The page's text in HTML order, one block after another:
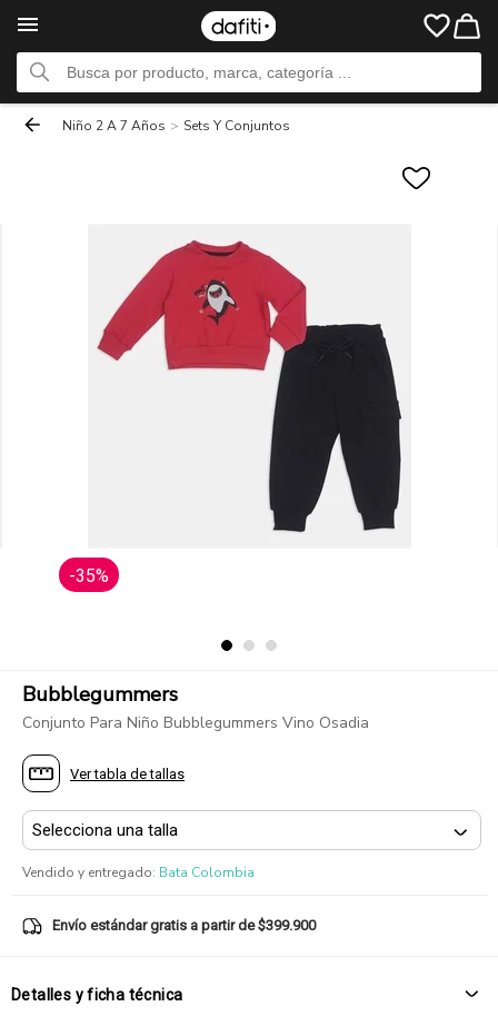
Niño 2 A 7 Años > Sets Y Conjuntos
-35%
Bubblegummers
Conjunto Para Niño Bubblegummers Vino Osadia
Ver tabla de tallas
Vendido y entregado: Bata Colombia
Envío estándar gratis a partir de $399.900
Detalles y ficha técnica